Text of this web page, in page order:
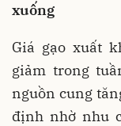
xuống
Giá gạo xuất
giảm trong
nguồn cung
định nhờ nhu